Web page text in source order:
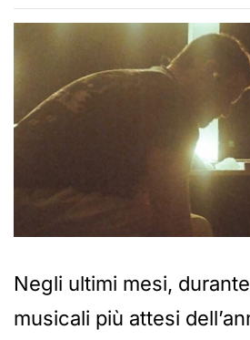
Negli ultimi mesi,
musicali più attesi